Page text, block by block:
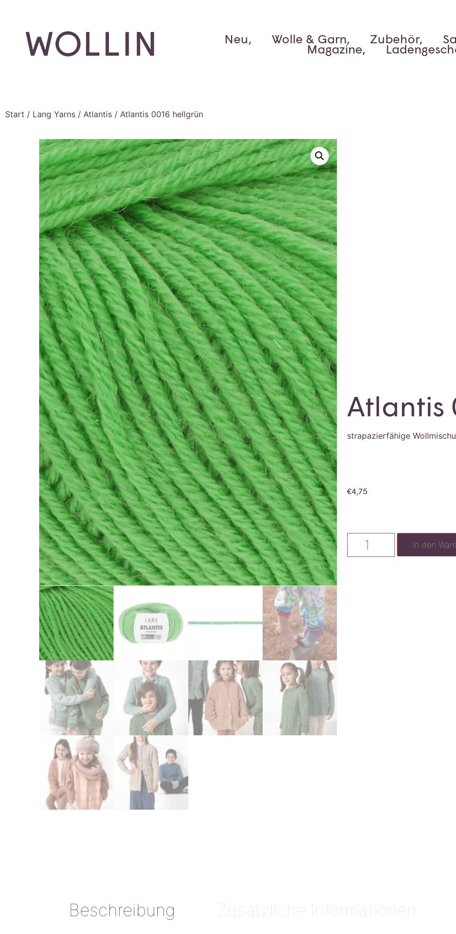
Neu, Wolle & Garn, Zubehör,
Magazine,
Start / Lang Yarns / Atlantis / Atlantis 0016 hellgrün
Atlantis
strapazierfähige
€4,75
In den
Beschreibung Zusätzliche Informationen